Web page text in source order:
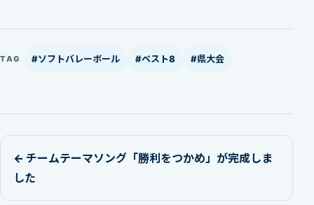
TAG #ソフトバレーボール #ベスト8 #県大会
← チームテーマソング「勝利をつかめ」が完成しま
した